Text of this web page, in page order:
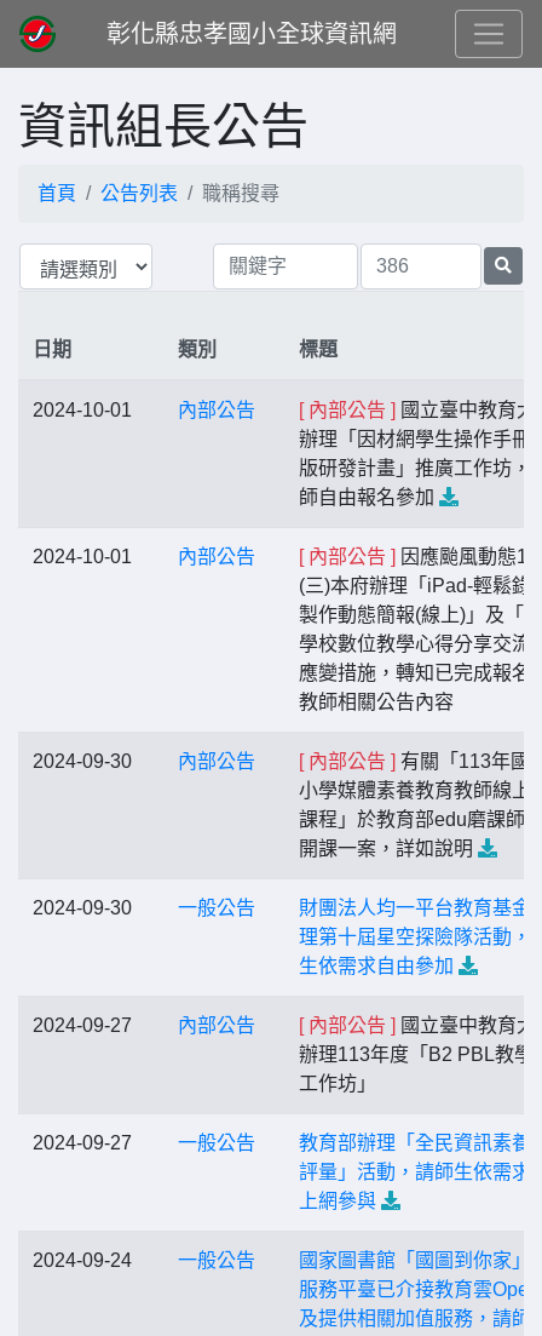
彰化縣忠孝國小全球資訊網
資訊組長公告
首頁 公告列表 職稱搜尋
日期 類別 標題
2024-10-01 內部公告 [ 內部公告 ] 國立臺中教育大
辦理「因材網學生操作手冊
版研發計畫」推廣工作坊，
師自由報名參加
2024-10-01 內部公告 [ 內部公告 ] 因應颱風動態
(三)本府辦理「iPad-輕鬆錄
製作動態簡報(線上)」及「
學校數位教學心得分享交流
應變措施，轉知已完成報名
教師相關公告內容
2024-09-30 內部公告 [ 內部公告 ] 有關「113年國
小學媒體素養教育教師線上
課程」於教育部edu磨課師
開課一案，詳如說明
2024-09-30 一般公告
財團法人均一平台教育基金
理第十屆星空探險隊活動，
生依需求自由參加
2024-09-27 內部公告 [ 內部公告 ] 國立臺中教育大
辦理113年度「B2 PBL教學
工作坊」
2024-09-27 一般公告
教育部辦理「全民資訊素養
評量」活動，請師生依需求
上網參與
2024-09-24 一般公告
國家圖書館「國圖到你家」
服務平臺已介接教育雲
及提供相關加值服務，請師